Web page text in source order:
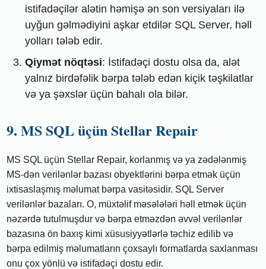
istifadəçilər alətin həmişə ən son versiyaları ilə
uyğun gəlmədiyini aşkar etdilər SQL Server, həll
yolları tələb edir.
Qiymət nöqtəsi: İstifadəçi dostu olsa da, alət
yalnız birdəfəlik bərpa tələb edən kiçik təşkilatlar
və ya şəxslər üçün bahalı ola bilər.
9. MS SQL üçün Stellar Repair
MS SQL üçün Stellar Repair, korlanmış və ya zədələnmiş
MS-dən verilənlər bazası obyektlərini bərpa etmək üçün
ixtisaslaşmış məlumat bərpa vasitəsidir. SQL Server
verilənlər bazaları. O, müxtəlif məsələləri həll etmək üçün
nəzərdə tutulmuşdur və bərpa etməzdən əvvəl verilənlər
bazasına ön baxış kimi xüsusiyyətlərlə təchiz edilib və
bərpa edilmiş məlumatların çoxsaylı formatlarda saxlanması
onu çox yönlü və istifadəçi dostu edir.